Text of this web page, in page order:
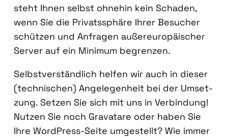
steht Ihnen selbst ohne­hin kein Scha­den,
wenn Sie die Pri­vat­s­sphä­re Ihrer Besu­cher
schüt­zen und Anfra­gen außer­eu­ro­päi­scher
Ser­ver auf ein Mini­mum begren­zen.
Selbst­ver­ständ­lich hel­fen wir auch in die­ser
(tech­ni­schen) Ange­le­gen­heit bei der Umset­
zung. Set­zen Sie sich mit uns in Ver­bin­dung!
Nut­zen Sie noch Grava­tare oder haben Sie
Ihre Word­Press-Sei­te umge­stellt? Wie immer